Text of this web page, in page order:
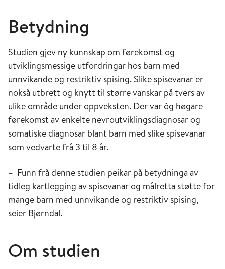
Betydning
Studien gjev ny kunnskap om førekomst og
utviklingsmessige utfordringar hos barn med
unnvikande og restriktiv spising. Slike spisevanar er
nokså utbrett og knytt til større vanskar på tvers av
ulike område under oppveksten. Der var òg høgare
førekomst av enkelte nevroutviklingsdiagnosar og
somatiske diagnosar blant barn med slike spisevanar
som vedvarte frå 3 til 8 år.
– Funn frå denne studien peikar på betydninga av
tidleg kartlegging av spisevanar og målretta støtte for
mange barn med unnvikande og restriktiv spising,
seier Bjørndal.
Om studien